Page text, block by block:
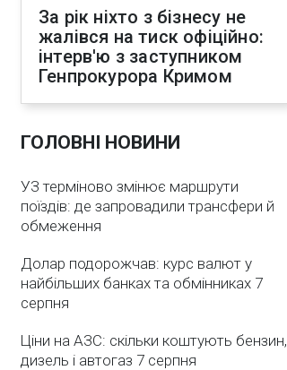
За рік ніхто з бізнесу не
жалівся на тиск офіційно:
інтерв'ю з заступником
Генпрокурора Кримом
ГОЛОВНІ НОВИНИ
УЗ терміново змінює маршрути
поїздів: де запровадили трансфери й
обмеження
Долар подорожчав: курс валют у
найбільших банках та обмінниках 7
серпня
Ціни на АЗС: скільки коштують бензин,
дизель і автогаз 7 серпня